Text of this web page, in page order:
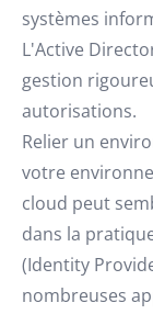
systèmes
L'Active
gestion
autorisations.
Relier un
votre
cloud peut
dans la
(Identity
nombreuses